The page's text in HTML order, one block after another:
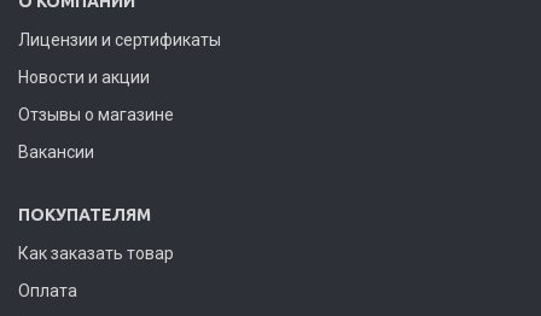
Лицензии и сертификаты
Новости и акции
Отзывы о магазине
Вакансии
ПОКУПАТЕЛЯМ
Как заказать товар
Оплата